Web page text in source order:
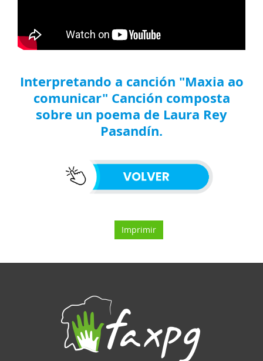
Interpretando a canción "Maxia ao
comunicar" Canción composta
sobre un poema de Laura Rey
Pasandín.
Imprimir